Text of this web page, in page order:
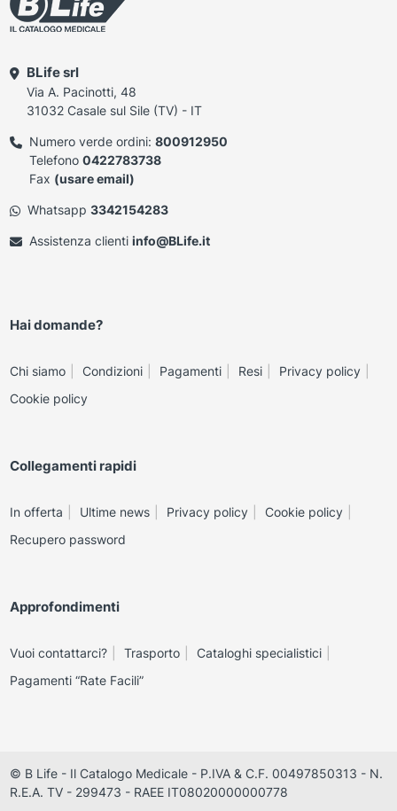
BLife srl
Via A. Pacinotti, 48
31032 Casale sul Sile (TV) - IT
Numero verde ordini: 800912950
Telefono 0422783738
Fax (usare email)
Whatsapp 3342154283
Assistenza clienti info@BLife.it
Hai domande?
Chi siamo Condizioni Pagamenti Resi
Privacy policy
Cookie policy
Collegamenti rapidi
In offerta Ultime news Privacy policy
Cookie policy
Recupero password
Approfondimenti
Vuoi contattarci? Trasporto
Cataloghi specialistici
Pagamenti “Rate Facili”
© B Life - Il Catalogo Medicale - P.IVA & C.F. 00497850313 - N.
R.E.A. TV - 299473 - RAEE IT08020000000778